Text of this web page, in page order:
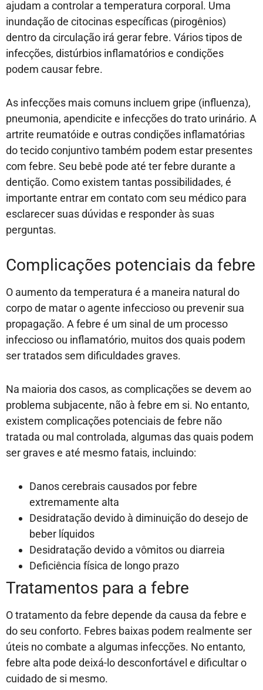
ajudam a controlar a temperatura corporal. Uma
inundação de citocinas específicas (pirogênios)
dentro da circulação irá gerar febre. Vários tipos de
infecções, distúrbios inflamatórios e condições
podem causar febre.
As infecções mais comuns incluem gripe (influenza),
pneumonia, apendicite e infecções do trato urinário. A
artrite reumatóide e outras condições inflamatórias
do tecido conjuntivo também podem estar presentes
com febre. Seu bebê pode até ter febre durante a
dentição. Como existem tantas possibilidades, é
importante entrar em contato com seu médico para
esclarecer suas dúvidas e responder às suas
perguntas.
Complicações potenciais da febre
O aumento da temperatura é a maneira natural do
corpo de matar o agente infeccioso ou prevenir sua
propagação. A febre é um sinal de um processo
infeccioso ou inflamatório, muitos dos quais podem
ser tratados sem dificuldades graves.
Na maioria dos casos, as complicações se devem ao
problema subjacente, não à febre em si. No entanto,
existem complicações potenciais de febre não
tratada ou mal controlada, algumas das quais podem
ser graves e até mesmo fatais, incluindo:
Danos cerebrais causados ​​por febre
extremamente alta
Desidratação devido à diminuição do desejo de
beber líquidos
Desidratação devido a vômitos ou diarreia
Deficiência física de longo prazo
Tratamentos para a febre
O tratamento da febre depende da causa da febre e
do seu conforto. Febres baixas podem realmente ser
úteis no combate a algumas infecções. No entanto,
febre alta pode deixá-lo desconfortável e dificultar o
cuidado de si mesmo.